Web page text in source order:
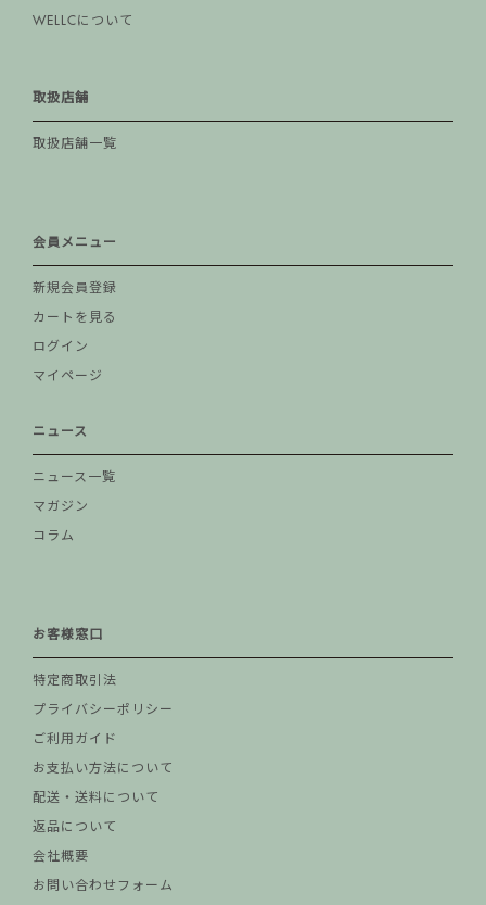
WELLCについて
取扱店舗
取扱店舗一覧
会員メニュー
新規会員登録
カートを見る
ログイン
マイページ
ニュース
ニュース一覧
マガジン
コラム
お客様窓口
特定商取引法
プライバシーポリシー
ご利用ガイド
お支払い方法について
配送・送料について
返品について
会社概要
お問い合わせフォーム